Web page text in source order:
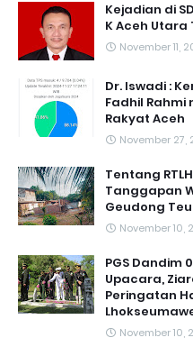
Kejadian di
K Aceh Utara
November 11,
Dr. Iswadi :
Fadhil
Rakyat Aceh
November 27,
Tentang
Tanggapan
Geudong
November 10,
PGS Dandim
Upacara,
Peringatan
November 10,